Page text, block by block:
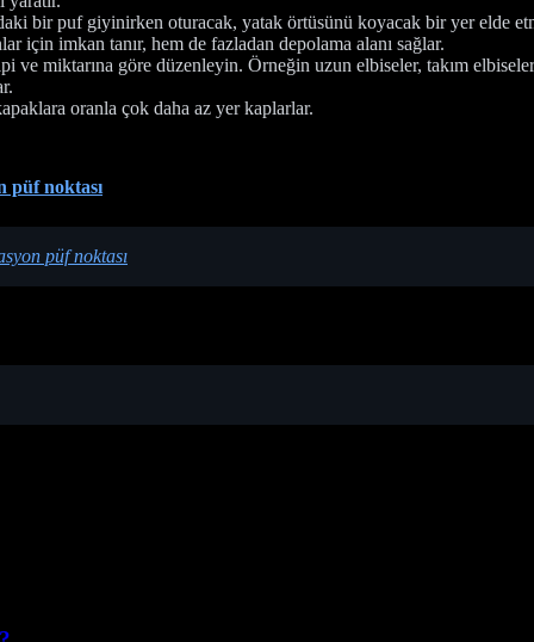
bir puf giyinirken oturacak, yatak örtüsünü koyacak bir yer elde
için imkan tanır, hem de fazladan depolama alanı sağlar.
miktarına göre düzenleyin. Örneğin uzun elbiseler, takım
oranla çok daha az yer kaplarlar.
püf noktası
püf noktası